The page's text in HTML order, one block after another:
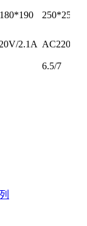
2.1A AC220V/
6.5/7